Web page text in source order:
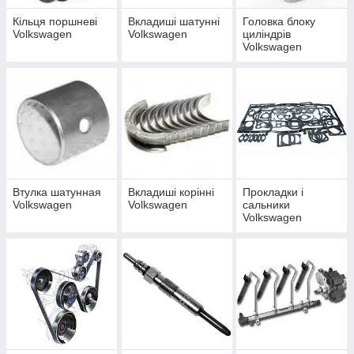
хороші запчастини на Фольксваген і потім своєчасно
проводити діагностику вашої машини.
Вибір магазину для придбання запчастин
Чому вам варто віддати перевагу замовлення авто -
запчастин для автомобілів Фольксваген саме вінтернет-
магазині Diesel.ck.ua
Кільця поршневі
Volkswagen
Вкладиші шатунні
Volkswagen
Головка блоку
циліндрів
Volkswagen
Втулка шатунная
Volkswagen
Вкладиші корінні
Volkswagen
Прокладки і
сальники
Volkswagen